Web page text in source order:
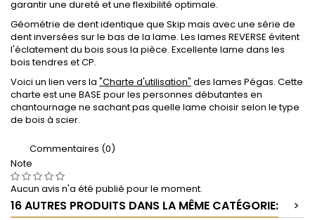
garantir une dureté et une flexibilité optimale.
Géométrie de dent identique que Skip mais avec une série de
dent inversées sur le bas de la lame. Les lames REVERSE évitent
l'éclatement du bois sous la pièce. Excellente lame dans les
bois tendres et CP.
Voici un lien vers la "Charte d'utilisation" des lames Pégas. Cette
charte est une BASE pour les personnes débutantes en
chantournage ne sachant pas quelle lame choisir selon le type
de bois à scier.
Commentaires (0)
Note
Aucun avis n'a été publié pour le moment.
16 AUTRES PRODUITS DANS LA MÊME CATÉGORIE:
>